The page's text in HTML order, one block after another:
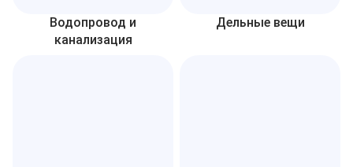
Водопровод и
канализация
Дельные вещи